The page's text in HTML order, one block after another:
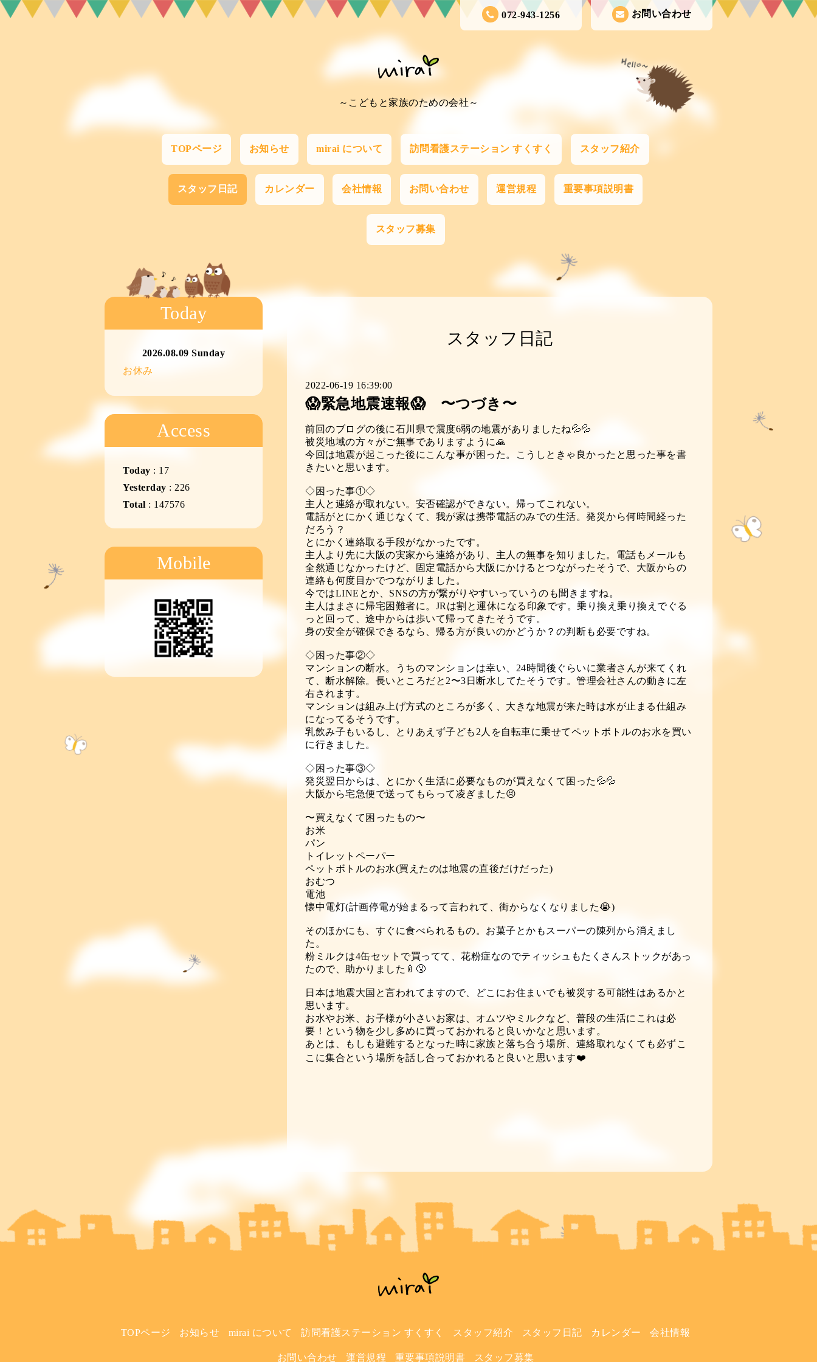
お問い合わせ
072-943-1256
～こどもと家族のための会社～
TOPページ お知らせ mirai について 訪問看護ステーション すくすく スタッフ紹介
スタッフ日記 カレンダー 会社情報 お問い合わせ 運営規程 重要事項説明書
スタッフ募集
スタッフ日記
2022-06-19 16:39:00
😱緊急地震速報😱 〜つづき〜
前回のブログの後に石川県で震度6弱の地震がありましたね💦💦
被災地域の方々がご無事でありますように🙏
今回は地震が起こった後にこんな事が困った。こうしときゃ良かったと思った事を書
きたいと思います。
◇困った事①◇
主人と連絡が取れない。安否確認ができない。帰ってこれない。
電話がとにかく通じなくて、我が家は携帯電話のみでの生活。発災から何時間経った
だろう？
とにかく連絡取る手段がなかったです。
主人より先に大阪の実家から連絡があり、主人の無事を知りました。電話もメールも
全然通じなかったけど、固定電話から大阪にかけるとつながったそうで、大阪からの
連絡も何度目かでつながりました。
今ではLINEとか、SNSの方が繋がりやすいっていうのも聞きますね。
主人はまさに帰宅困難者に。JRは割と運休になる印象です。乗り換え乗り換えでぐる
っと回って、途中からは歩いて帰ってきたそうです。
身の安全が確保できるなら、帰る方が良いのかどうか？の判断も必要ですね。
◇困った事②◇
マンションの断水。うちのマンションは幸い、24時間後ぐらいに業者さんが来てくれ
て、断水解除。長いところだと2〜3日断水してたそうです。管理会社さんの動きに左
右されます。
マンションは組み上げ方式のところが多く、大きな地震が来た時は水が止まる仕組み
になってるそうです。
乳飲み子もいるし、とりあえず子ども2人を自転車に乗せてペットボトルのお水を買い
に行きました。
◇困った事③◇
発災翌日からは、とにかく生活に必要なものが買えなくて困った💦💦
大阪から宅急便で送ってもらって凌ぎました😣
〜買えなくて困ったもの〜
お米
パン
トイレットペーパー
ペットボトルのお水(買えたのは地震の直後だけだった)
おむつ
電池
懐中電灯(計画停電が始まるって言われて、街からなくなりました😭)
そのほかにも、すぐに食べられるもの。お菓子とかもスーパーの陳列から消えまし
た。
粉ミルクは4缶セットで買ってて、花粉症なのでティッシュもたくさんストックがあっ
たので、助かりました🍼🤧
日本は地震大国と言われてますので、どこにお住まいでも被災する可能性はあるかと
思います。
お水やお米、お子様が小さいお家は、オムツやミルクなど、普段の生活にこれは必
要！という物を少し多めに買っておかれると良いかなと思います。
あとは、もしも避難するとなった時に家族と落ち合う場所、連絡取れなくても必ずこ
こに集合という場所を話し合っておかれると良いと思います❤️
Today
2026.08.09 Sunday
お休み
Access
Today : 17
Yesterday : 226
Total : 147576
Mobile
TOPページ お知らせ mirai について 訪問看護ステーション すくすく スタッフ紹介 スタッフ日記 カレンダー 会社情報
お問い合わせ 運営規程 重要事項説明書 スタッフ募集